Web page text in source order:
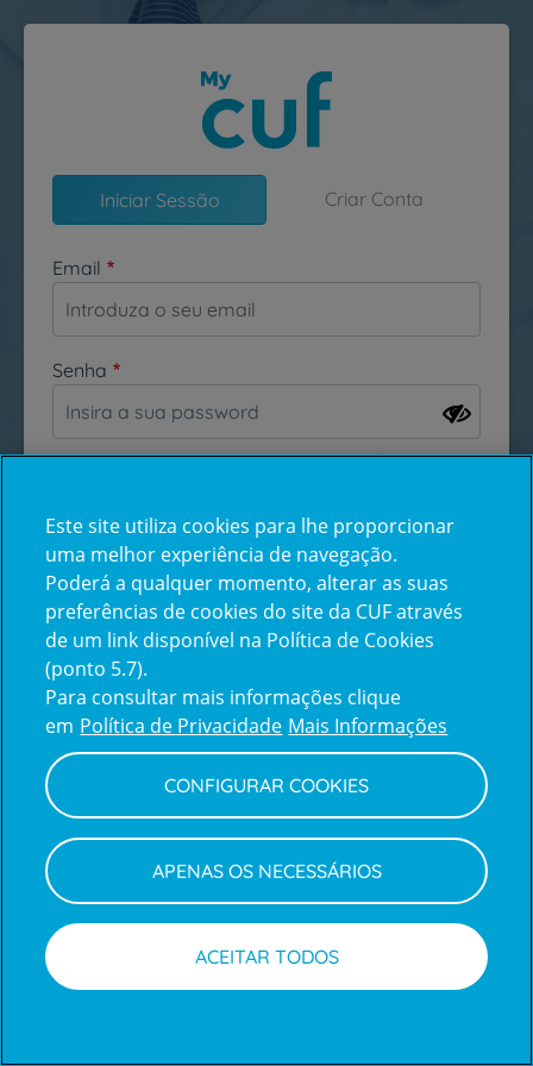
Passar para o conteúdo principal
Iniciar Sessão Criar Conta
Email
Senha
Esqueceu-se da sua password?
Inicie sessão com a Apple
Centro de Apoio ao Cliente | Política de Privacidade e Cookies
Este site utiliza cookies para lhe proporcionar
uma melhor experiência de navegação.
Poderá a qualquer momento, alterar as suas
preferências de cookies do site da CUF através
de um link disponível na Política de Cookies
(ponto 5.7).
Para consultar mais informações clique
em Política de Privacidade Mais Informações
CONFIGURAR COOKIES
APENAS OS NECESSÁRIOS
ACEITAR TODOS